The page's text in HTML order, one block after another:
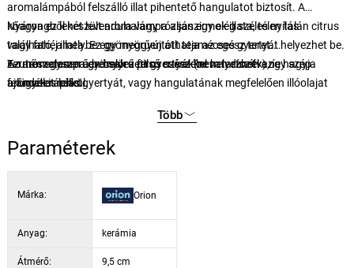
aromalámpából felszálló illat pihentető hangulatot biztosít. A
kőagyagből készült aromalámpa alján egy elég széles nyílás
található, amelybe egy meggyújtott teamécses gyertyát helyezhet be.
Ezután egyszerűen csak a felső csészébe helyezheti az
aromaterápiás gyertyát, vagy hangulatának megfelelően illóolajat
Nyáron ez lehet levendula vagy rózsaszirmok illata, télen talán citrus
vagy fahéj illata. Ez gyönyörűen áthatja az egész teret.
Természetesen a behelyezett gyertyát (nem tartozék) ne hagyja
felügyelet nélkül.
Az aromalampa gyönyörű piros szívekkel van díszítve, így szép
ajándék is lehet.
Több
Paraméterek
Márka: Orion
Anyag: kerámia
Átmérő: 9,5 cm